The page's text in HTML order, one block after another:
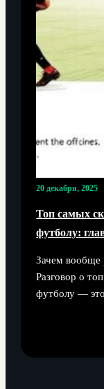
20 декабря, 2025
Топ самых
футболу:
Зачем вообще
Разговор о
футболу —